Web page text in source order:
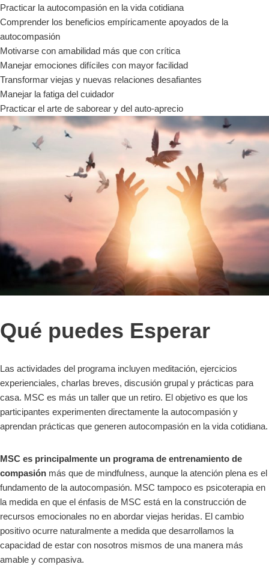
Practicar la autocompasión en la vida cotidiana
Comprender los beneficios empíricamente apoyados de la
autocompasión
Motivarse con amabilidad más que con crítica
Manejar emociones difíciles con mayor facilidad
Transformar viejas y nuevas relaciones desafiantes
Manejar la fatiga del cuidador
Practicar el arte de saborear y del auto-aprecio
Qué puedes Esperar
Las actividades del programa incluyen meditación, ejercicios
experienciales, charlas breves, discusión grupal y prácticas para
casa. MSC es más un taller que un retiro. El objetivo es que los
participantes experimenten directamente la autocompasión y
aprendan prácticas que generen autocompasión en la vida cotidiana.
MSC es principalmente un programa de entrenamiento de
compasión más que de mindfulness, aunque la atención plena es el
fundamento de la autocompasión. MSC tampoco es psicoterapia en
la medida en que el énfasis de MSC está en la construcción de
recursos emocionales no en abordar viejas heridas. El cambio
positivo ocurre naturalmente a medida que desarrollamos la
capacidad de estar con nosotros mismos de una manera más
amable y compasiva.